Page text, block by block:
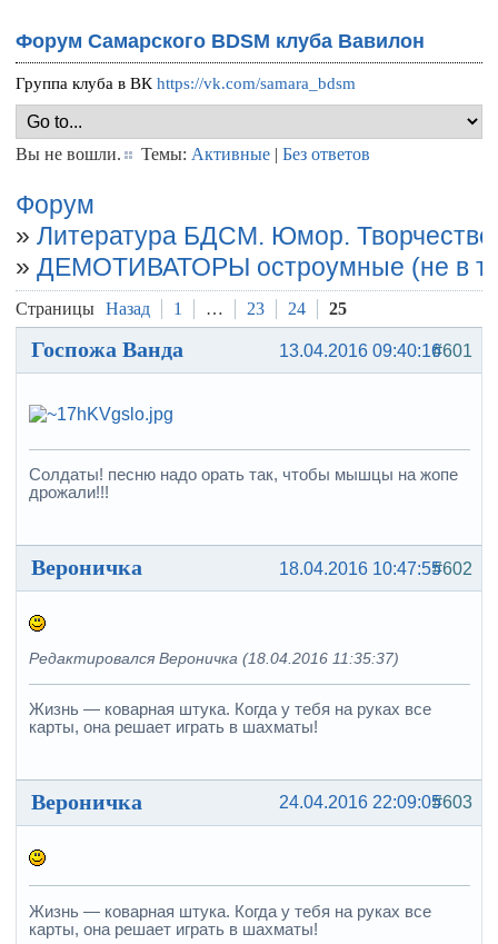
Форум Самарского BDSM клуба Вавилон
Группа клуба в ВКhttps://vk.com/samara_bdsm
Вы не вошли. Темы: Активные |Без ответов
Форум
»Литература БДСМ. Юмор.
»ДЕМОТИВАТОРЫ остроумные (не в
Страницы Назад 1 … 23 24 25
#601
13.04.2016 09:40:16
Госпожа Ванда
Солдаты! песню надо орать так, чтобы мышцы на жопе
дрожали!!!
#602
18.04.2016 10:47:55
Вероничка
Редактировался Вероничка (18.04.2016 11:35:37)
Жизнь — коварная штука. Когда у тебя на руках все
карты, она решает играть в шахматы!
#603
24.04.2016 22:09:05
Вероничка
Жизнь — коварная штука. Когда у тебя на руках все
карты, она решает играть в шахматы!